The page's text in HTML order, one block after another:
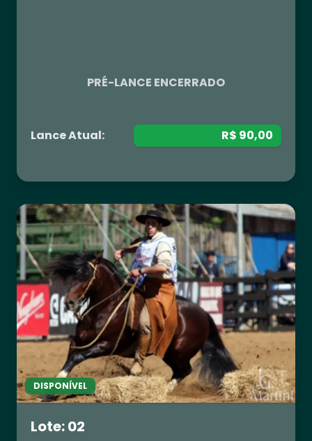
PRÉ-LANCE ENCERRADO
Lance Atual: R$ 90,00
DISPONÍVEL
Lote: 02